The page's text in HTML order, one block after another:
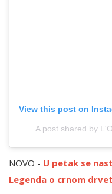
View this post on
A post shared by
NOVO - U petak se
Legenda o crnom